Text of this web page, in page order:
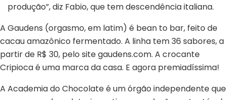
produção”, diz Fabio, que tem descendência italiana.
A Gaudens (orgasmo, em latim) é bean to bar, feito de
cacau amazônico fermentado. A linha tem 36 sabores, a
partir de R$ 30, pelo site gaudens.com. A crocante
Cripioca é uma marca da casa. E agora premiadíssima!
A Academia do Chocolate é um órgão independente que